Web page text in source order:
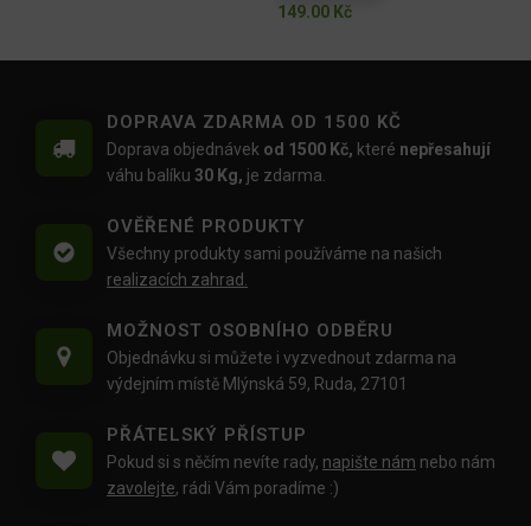
149.00 Kč
DOPRAVA ZDARMA OD 1500 KČ
Doprava objednávek od 1500 Kč, které nepřesahují
váhu balíku 30 Kg, je zdarma.
OVĚŘENÉ PRODUKTY
Všechny produkty sami používáme na našich
realizacích zahrad.
MOŽNOST OSOBNÍHO ODBĚRU
Objednávku si můžete i vyzvednout zdarma na
výdejním místě Mlýnská 59, Ruda, 27101
PŘÁTELSKÝ PŘÍSTUP
Pokud si s něčím nevíte rady, napište nám nebo nám
zavolejte, rádi Vám poradíme :)